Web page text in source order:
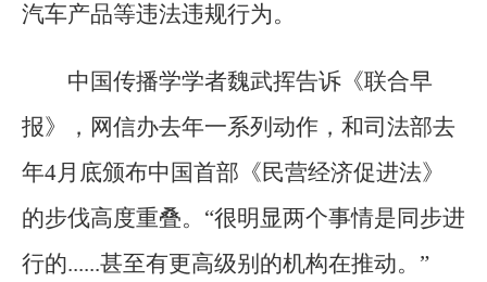
汽车产品等违法违规行为。
中国传播学学者魏武挥告诉《联合早
报》，网信办去年一系列动作，和司法部去
年4月底颁布中国首部《民营经济促进法》
的步伐高度重叠。“很明显两个事情是同步进
行的......甚至有更高级别的机构在推动。”